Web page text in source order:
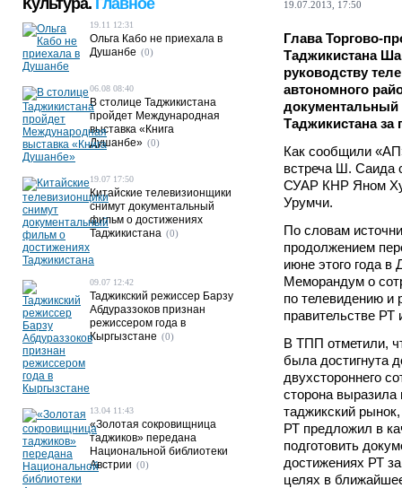
19.07.2013, 17:50
Глава Торгово-
Таджикистана
руководству
автономного
Таджикистана за
Как сообщили
встреча Ш. Саида
СУАР КНР Яном
Урумчи.
По словам
продолжением
июне этого года
Меморандум о
по телевидению и
правительстве
В ТПП отметили,
была достигнута
двухстороннего
сторона выразила
таджикский
РТ предложил в
подготовить
достижениях РТ
целях в
Культура. Главное
19.11 12:31
Ольга Кабо не приехала в
Душанбе (0)
06.08 08:40
В столице Таджикистана
пройдет Международная
выставка «Книга
Душанбе» (0)
19.07 17:50
Китайские телевизионщики
снимут документальный
фильм о достижениях
Таджикистана (0)
09.07 12:42
Таджикский режиссер Барзу
Абдураззоков признан
режиссером года в
Кыргызстане (0)
13.04 11:43
«Золотая сокровищница
таджиков» передана
Национальной библиотеки
Австрии (0)